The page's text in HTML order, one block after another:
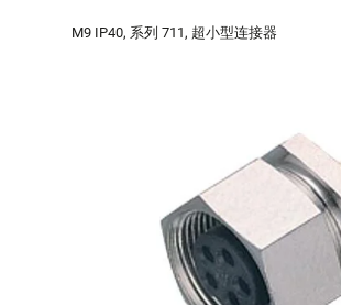
M9 IP40, 系列 711, 超小型连接器